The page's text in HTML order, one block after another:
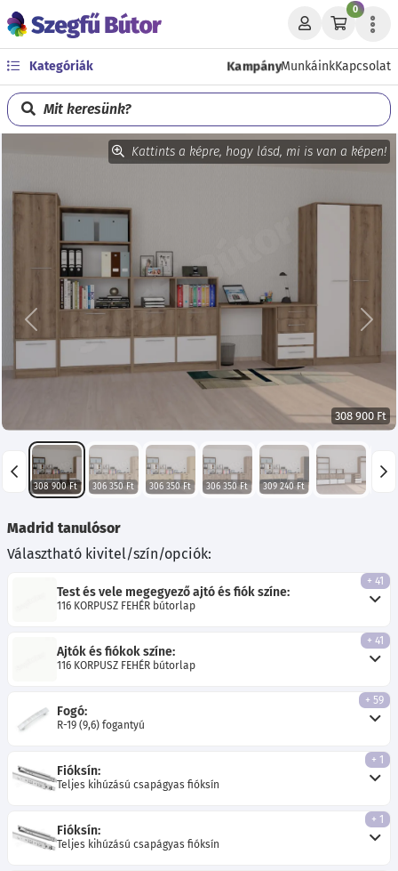
0
Kategóriák KampányMunkáinkKapcsolat
Mit keresünk?
Kattints a képre, hogy lásd, mi is van a képen!
308 900 Ft
Előző
308 900 Ft 306 350 Ft 306 350 Ft 306 350 Ft 309 240 Ft
Madrid tanulósor
Választható kivitel/szín/opciók:
Test és vele megegyező ajtó és fiók színe:
116 KORPUSZ FEHÉR bútorlap
+ 41
Ajtók és fiókok színe:
116 KORPUSZ FEHÉR bútorlap
+ 41
Fogó:
R-19 (9,6) fogantyú
+ 59
Fióksín:
Teljes kihúzású csapágyas fióksín
+ 1
Fióksín:
Teljes kihúzású csapágyas fióksín
+ 1